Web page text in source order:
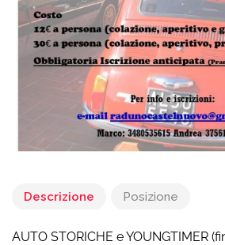
Descrizione Posizione
AUTO STORICHE e YOUNGTIMER